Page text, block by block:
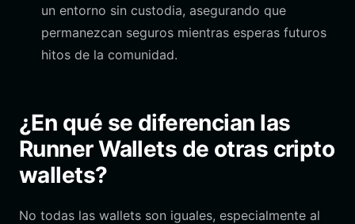
un entorno sin custodia, asegurando que
permanezcan seguros mientras esperas futuros
hitos de la comunidad.
¿En qué se diferencian las
Runner Wallets de otras cripto
wallets?
No todas las wallets son iguales, especialmente al